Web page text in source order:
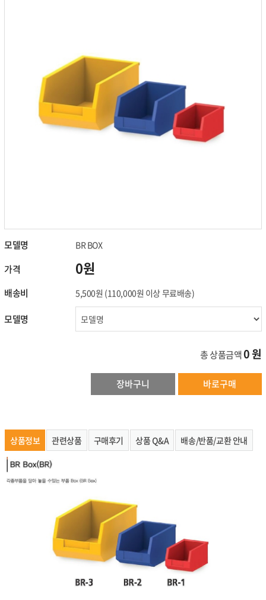
모델명 BR BOX
가격 0원
배송비 5,500원 (110,000원 이상 무료배송)
모델명
총 상품금액0원
장바구니 바로구매
상품정보 관련상품 구매후기 상품 Q&A 배송/반품/교환 안내